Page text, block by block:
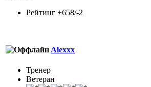
Рейтинг +658/-2
Alexxx
Тренер
Ветеран